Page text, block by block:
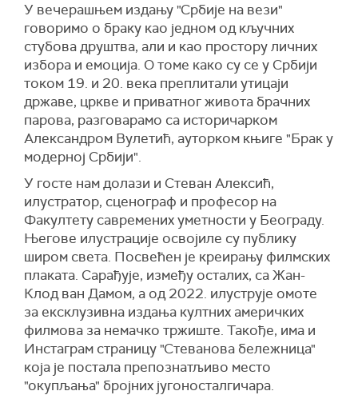
У вечерашњем издању "Србије на вези"
говоримо о браку као једном од кључних
стубова друштва, али и као простору личних
избора и емоција. О томе како су се у Србији
током 19. и 20. века преплитали утицаји
државе, цркве и приватног живота брачних
парова, разговарамо са историчарком
Александром Вулетић, ауторком књиге "Брак у
модерној Србији".
У госте нам долази и Стеван Алексић,
илустратор, сценограф и професор на
Факултету савремених уметности у Београду.
Његове илустрације освојиле су публику
широм света. Посвећен је креирању филмских
плаката. Сарађује, између осталих, са Жан-
Клод ван Дамом, а од 2022. илуструје омоте
за ексклузивна издања култних америчких
филмова за немачко тржиште. Такође, има и
Инстаграм страницу "Стеванова бележница"
која је постала препознатљиво место
"окупљања" бројних југоносталгичара.